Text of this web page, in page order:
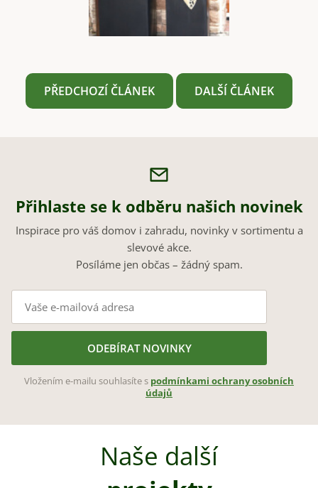
PŘEDCHOZÍ ČLÁNEK DALŠÍ ČLÁNEK
Přihlaste se k odběru našich novinek
Inspirace pro váš domov i zahradu, novinky v sortimentu a
slevové akce.
Posíláme jen občas – žádný spam.
ODEBÍRAT NOVINKY
Vložením e-mailu souhlasíte s podmínkami ochrany osobních
údajů
Naše další